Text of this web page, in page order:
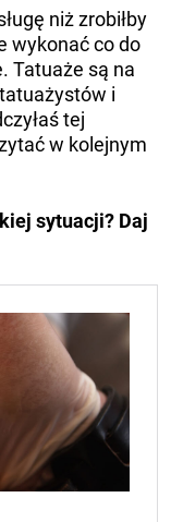
niż zrobiłby
wykonać co do
Tatuaże są na
i
tej
w kolejnym
sytuacji? Daj